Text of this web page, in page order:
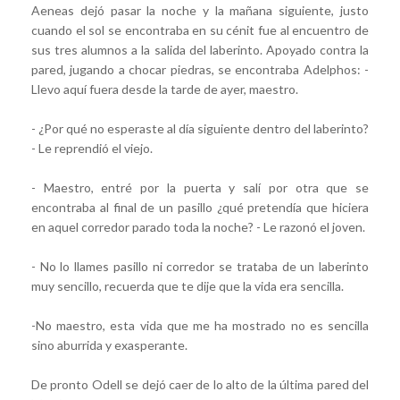
Aeneas dejó pasar la noche y la mañana siguiente, justo
cuando el sol se encontraba en su cénit fue al encuentro de
sus tres alumnos a la salida del laberinto. Apoyado contra la
pared, jugando a chocar piedras, se encontraba Adelphos: -
Llevo aquí fuera desde la tarde de ayer, maestro.
- ¿Por qué no esperaste al día siguiente dentro del laberinto?
- Le reprendió el viejo.
- Maestro, entré por la puerta y salí por otra que se
encontraba al final de un pasillo ¿qué pretendía que hiciera
en aquel corredor parado toda la noche? - Le razonó el joven.
- No lo llames pasillo ni corredor se trataba de un laberinto
muy sencillo, recuerda que te dije que la vida era sencilla.
-No maestro, esta vida que me ha mostrado no es sencilla
sino aburrida y exasperante.
De pronto Odell se dejó caer de lo alto de la última pared del